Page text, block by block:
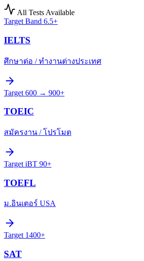
All Tests Available
Target Band 6.5+
IELTS
ศึกษาต่อ / ทำงานต่างประเทศ
Target 600 → 900+
TOEIC
สมัครงาน / โปรโมต
Target iBT 90+
TOEFL
ม.อินเตอร์ USA
Target 1400+
SAT